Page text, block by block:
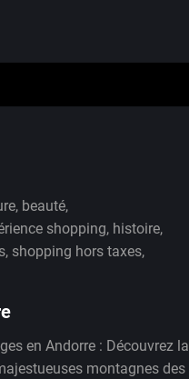
, beauté,
shopping, histoire,
, shopping hors taxes,
en Andorre : Découvrez la
montagnes des